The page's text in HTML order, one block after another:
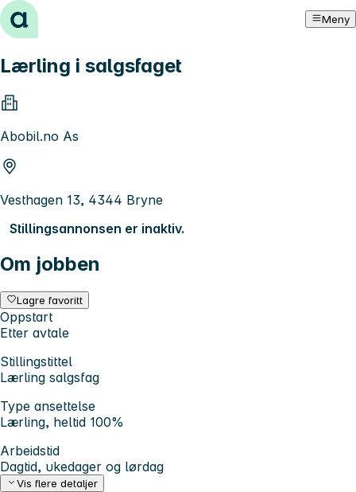
Hopp til innhold Meny
Lærling i salgsfaget
Abobil.no As
Vesthagen 13, 4344 Bryne
Stillingsannonsen er inaktiv.
Om jobben
Lagre favoritt
Oppstart
Etter avtale
Stillingstittel
Lærling salgsfag
Type ansettelse
Lærling, heltid 100%
Arbeidstid
Dagtid, ukedager og lørdag
Vis flere detaljer